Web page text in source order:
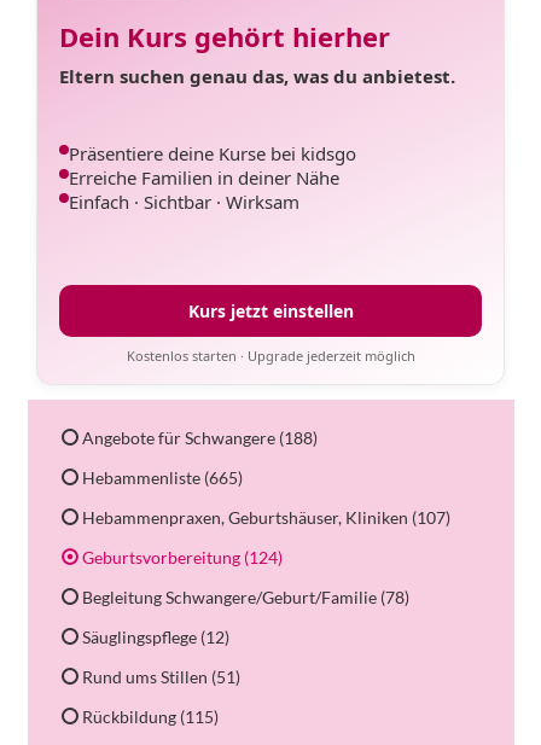
Dein Kurs gehört hierher
Eltern suchen genau das, was du anbietest.
Präsentiere deine Kurse bei kidsgo
Erreiche Familien in deiner Nähe
Einfach · Sichtbar · Wirksam
Kurs jetzt einstellen
Kostenlos starten · Upgrade jederzeit möglich
Angebote für Schwangere (188)
Hebammenliste (665)
Hebammenpraxen, Geburtshäuser, Kliniken (107)
Geburtsvorbereitung (124)
Begleitung Schwangere/Geburt/Familie (78)
Säuglingspflege (12)
Rund ums Stillen (51)
Rückbildung (115)